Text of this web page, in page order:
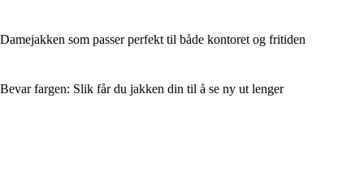
Damejakken som passer perfekt til både kontoret og fritiden
Bevar fargen: Slik får du jakken din til å se ny ut lenger